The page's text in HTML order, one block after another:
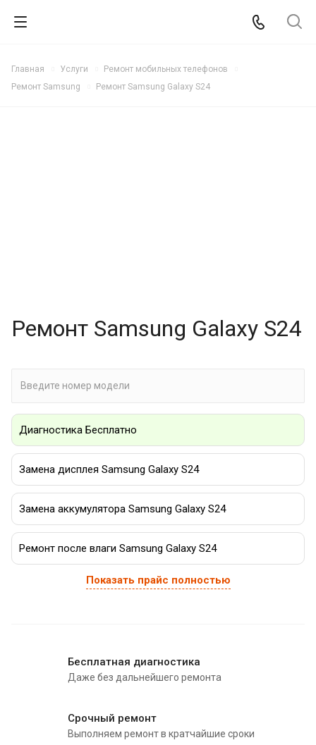
Главная Услуги
Ремонт мобильных телефонов
Ремонт Samsung
Ремонт Samsung Galaxy S24
Ремонт Samsung Galaxy S24
Диагностика Бесплатно
Замена дисплея Samsung Galaxy S24
Замена аккумулятора Samsung Galaxy S24
Ремонт после влаги Samsung Galaxy S24
Показать прайс полностью
Бесплатная диагностика
Даже без дальнейшего ремонта
Срочный ремонт
Выполняем ремонт в кратчайшие сроки